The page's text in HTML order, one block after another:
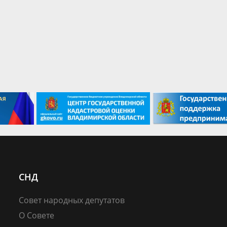
СНД
Совет народных депутатов
О Совете